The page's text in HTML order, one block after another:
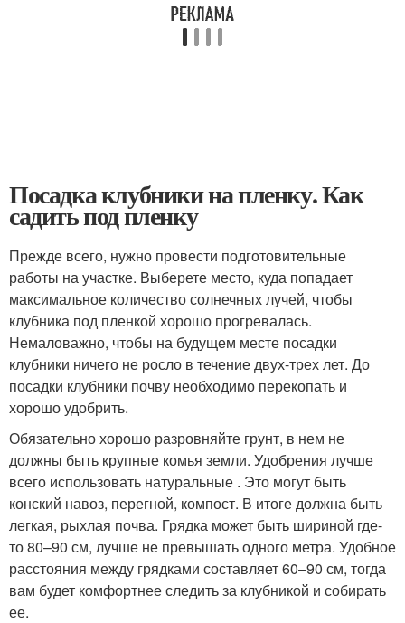
Посадка клубники на пленку. Как
садить под пленку
Прежде всего, нужно провести подготовительные
работы на участке. Выберете место, куда попадает
максимальное количество солнечных лучей, чтобы
клубника под пленкой хорошо прогревалась.
Немаловажно, чтобы на будущем месте посадки
клубники ничего не росло в течение двух-трех лет. До
посадки клубники почву необходимо перекопать и
хорошо удобрить.
Обязательно хорошо разровняйте грунт, в нем не
должны быть крупные комья земли. Удобрения лучше
всего использовать натуральные . Это могут быть
конский навоз, перегной, компост. В итоге должна быть
легкая, рыхлая почва. Грядка может быть шириной где-
то 80–90 см, лучше не превышать одного метра. Удобное
расстояния между грядками составляет 60–90 см, тогда
вам будет комфортнее следить за клубникой и собирать
ее.